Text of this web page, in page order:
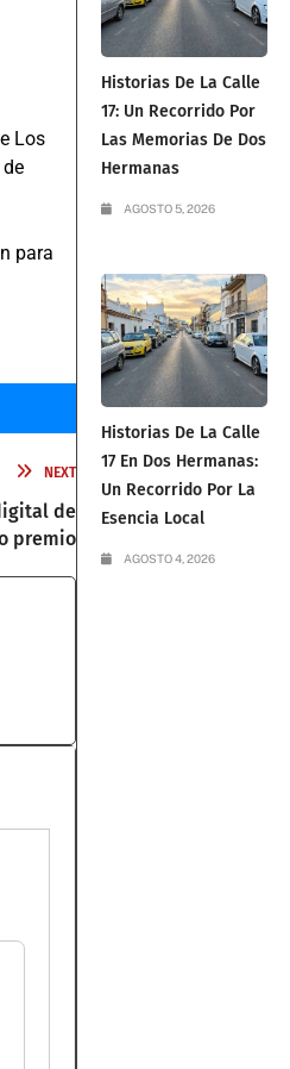
Los
para
NEXT
de
premio
Historias De La Calle
17: Un Recorrido Por
Las Memorias De Dos
Hermanas
AGOSTO 5, 2026
Historias De La Calle
17 En Dos Hermanas:
Un Recorrido Por La
Esencia Local
AGOSTO 4, 2026